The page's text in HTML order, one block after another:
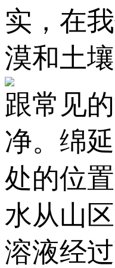
实，在
漠和土
跟常见
净。绵
处的位
水从山
溶液经